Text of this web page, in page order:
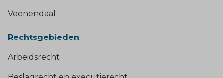
Veenendaal
Rechtsgebieden
Arbeidsrecht